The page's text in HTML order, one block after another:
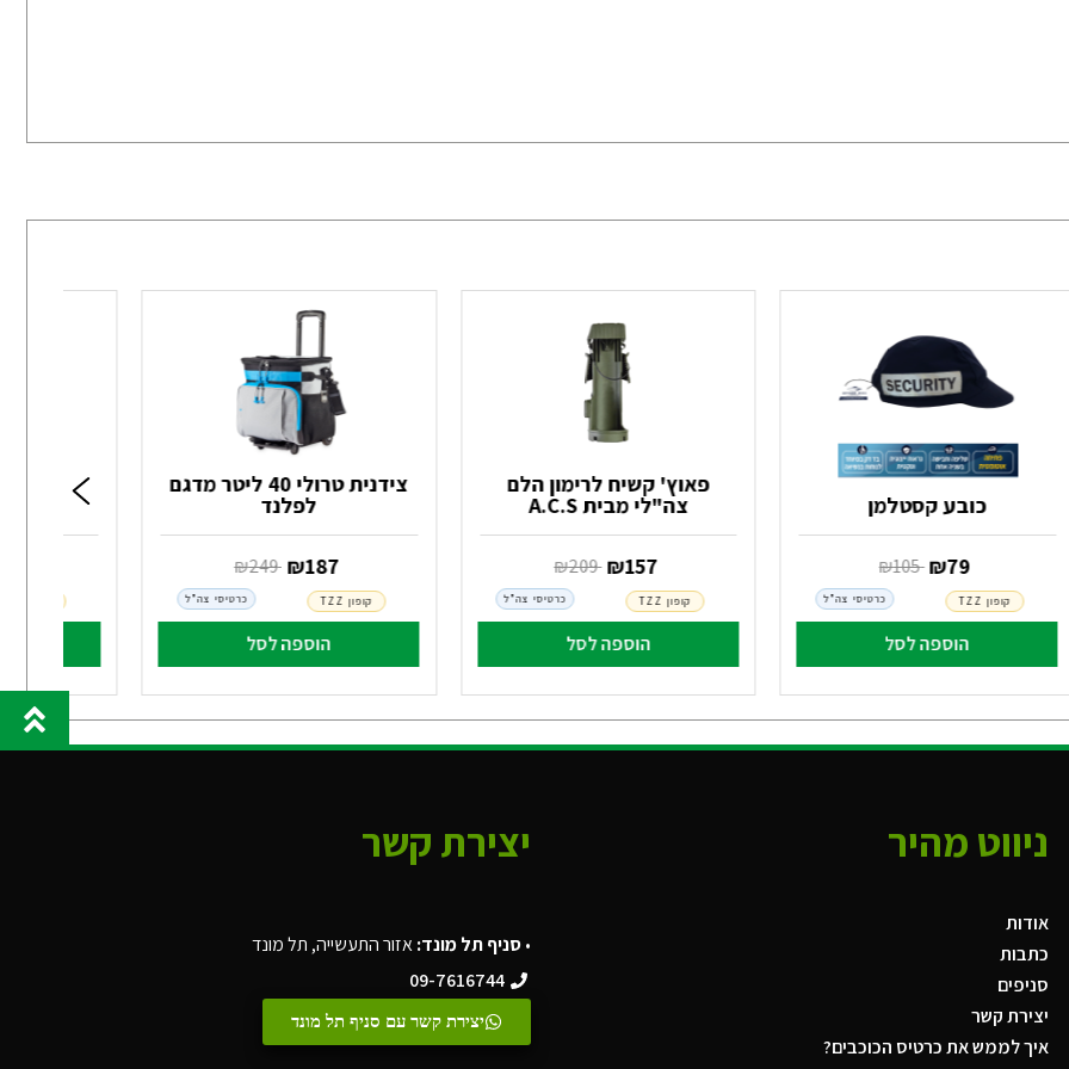
כובע קסטלמן
‏ ₪
105 79
הוספה לסל
כרטיסי צה"ל קופון TZZ
פאוץ' קשיח לרימון הלם
צה"לי מבית A.C.S
‏ ₪
209 157
הוספה לסל
כרטיסי צה"ל קופון TZZ
צידנית טרולי 40 ליטר מדגם
לפלנד
‏ ₪
249 187
הוספה לסל
כרטיסי צה"ל קופון TZZ
ניווט מהיר
אודות
כתבות
סניפים
יצירת קשר
איך לממש את כרטיס הכוכבים?
יצירת קשר
•סניף תל מונד:אזור התעשייה, תל מונד
09-7616744
יצירת קשר עם סניף תל מונד